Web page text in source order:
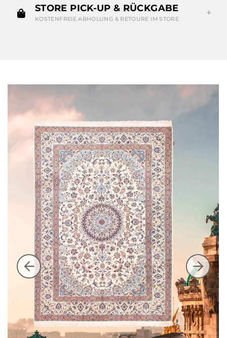
STORE PICK-UP & RÜCKGABE
KOSTENFREIE ABHOLUNG & RETOURE IM STORE